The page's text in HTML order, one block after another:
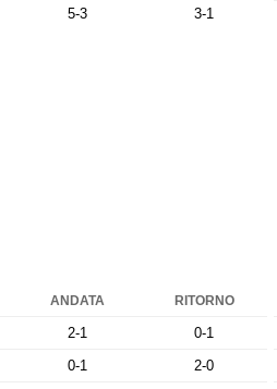
5-3 3-1
ANDATA RITORNO
2-1
0-1
0-1
2-0